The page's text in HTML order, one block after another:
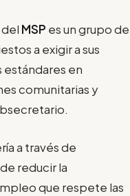
MSP es un grupo de
a exigir a sus
estándares en
comunitarias y
a través de
reducir la
que respete las